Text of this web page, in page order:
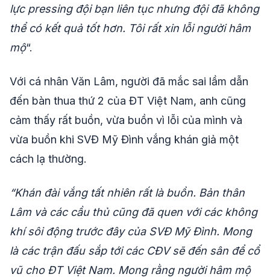
lực pressing đội bạn liên tục nhưng đội đã không
thể có kết quả tốt hơn. Tôi rất xin lỗi người hâm
mộ“.
Với cá nhân Văn Lâm, người đã mắc sai lầm dẫn
đến bàn thua thứ 2 của ĐT Việt Nam, anh cũng
cảm thấy rất buồn, vừa buồn vì lỗi của mình và
vừa buồn khi SVĐ Mỹ Đình vắng khán giả một
cách lạ thường.
“Khán đài vắng tất nhiên rất là buồn. Bản thân
Lâm và các cầu thủ cũng đã quen với các không
khí sôi động trước đây của SVĐ Mỹ Đình. Mong
là các trận đấu sắp tới các CĐV sẽ đến sân để cổ
vũ cho ĐT Việt Nam. Mong rằng người hâm mộ